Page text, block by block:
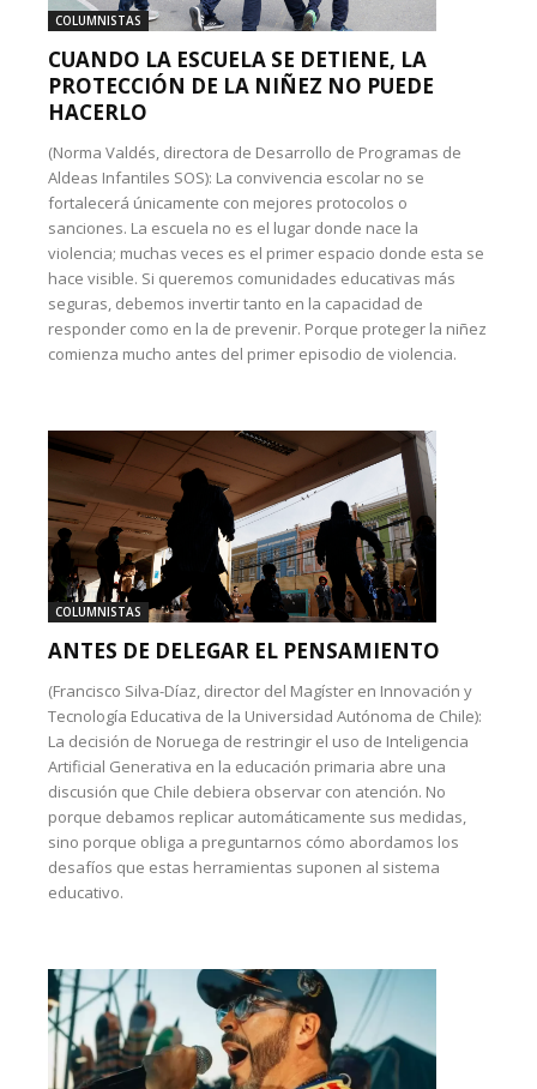
COLUMNISTAS
CUANDO LA ESCUELA SE DETIENE, LA
PROTECCIÓN DE LA NIÑEZ NO PUEDE
HACERLO
(Norma Valdés, directora de Desarrollo de Programas de
Aldeas Infantiles SOS): La convivencia escolar no se
fortalecerá únicamente con mejores protocolos o
sanciones. La escuela no es el lugar donde nace la
violencia; muchas veces es el primer espacio donde esta se
hace visible. Si queremos comunidades educativas más
seguras, debemos invertir tanto en la capacidad de
responder como en la de prevenir. Porque proteger la niñez
comienza mucho antes del primer episodio de violencia.
COLUMNISTAS
ANTES DE DELEGAR EL PENSAMIENTO
(Francisco Silva-Díaz, director del Magíster en Innovación y
Tecnología Educativa de la Universidad Autónoma de Chile):
La decisión de Noruega de restringir el uso de Inteligencia
Artificial Generativa en la educación primaria abre una
discusión que Chile debiera observar con atención. No
porque debamos replicar automáticamente sus medidas,
sino porque obliga a preguntarnos cómo abordamos los
desafíos que estas herramientas suponen al sistema
educativo.